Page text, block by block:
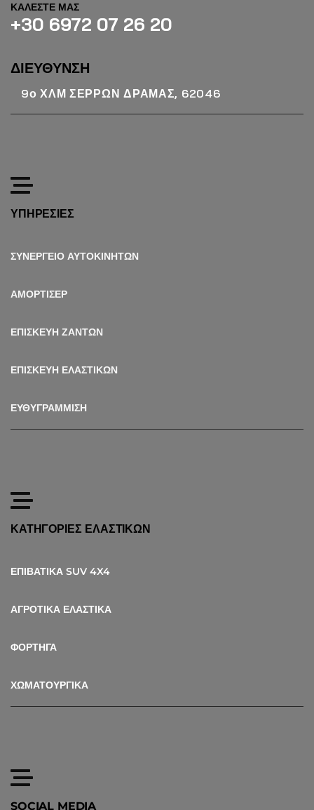
ΚΑΛΕΣΤΕ ΜΑΣ
+30 6972 07 26 20
ΔΙΕΥΘΥΝΣΗ
9ο ΧΛΜ ΣΕΡΡΩΝ ΔΡΑΜΑΣ, 62046
ΥΠΗΡΕΣΙΕΣ
ΣΥΝΕΡΓΕΙΟ ΑΥΤΟΚΙΝΗΤΩΝ
ΑΜΟΡΤΙΣΕΡ
ΕΠΙΣΚΕΥΗ ΖΑΝΤΩΝ
ΕΠΙΣΚΕΥΗ ΕΛΑΣΤΙΚΩΝ
ΕΥΘΥΓΡΑΜΜΙΣΗ
ΚΑΤΗΓΟΡΙΕΣ ΕΛΑΣΤΙΚΩΝ
ΕΠΙΒΑΤΙΚΑ SUV 4X4
ΑΓΡΟΤΙΚΑ ΕΛΑΣΤΙΚΑ
ΦΟΡΤΗΓΑ
ΧΩΜΑΤΟΥΡΓΙΚΑ
SOCIAL MEDIA